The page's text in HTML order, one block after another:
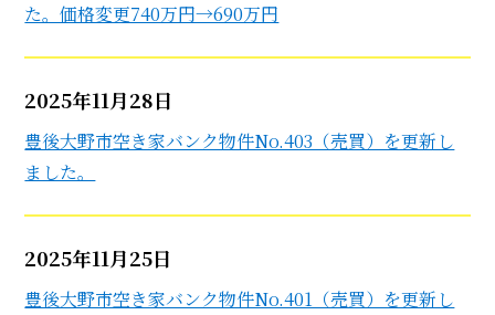
た。価格変更740万円→690万円
2025年11月28日
豊後大野市空き家バンク物件No.403（売買）を更新し
ました。
2025年11月25日
豊後大野市空き家バンク物件No.401（売買）を更新し